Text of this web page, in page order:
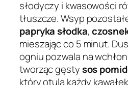
słodyczy i kwasowości
tłuszcze. Wsyp
papryka słodka,
mieszając co 5 minut.
ogniu pozwala na
tworząc gęstysos
który otula każdy